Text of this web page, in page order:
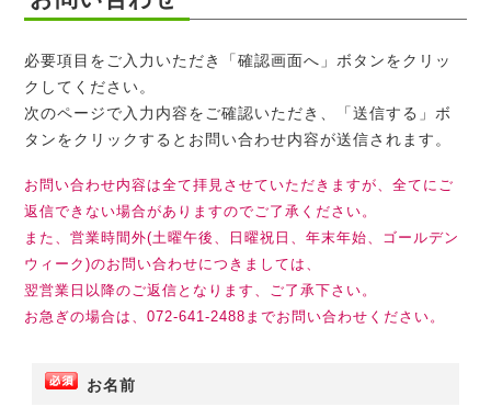
必要項目をご入力いただき「確認画面へ」ボタンをクリッ
クしてください。
次のページで入力内容をご確認いただき、「送信する」ボ
タンをクリックするとお問い合わせ内容が送信されます。
お問い合わせ内容は全て拝見させていただきますが、全てにご
返信できない場合がありますのでご了承ください。
また、営業時間外(土曜午後、日曜祝日、年末年始、ゴールデン
ウィーク)のお問い合わせにつきましては、
翌営業日以降のご返信となります、ご了承下さい。
お急ぎの場合は、072-641-2488までお問い合わせください。
お名前